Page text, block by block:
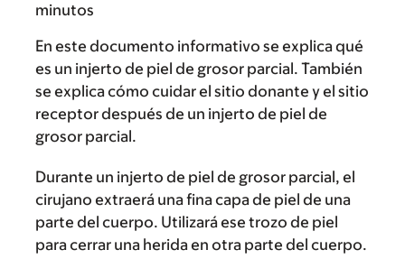
minutos
En este documento informativo se explica qué
es un injerto de piel de grosor parcial. También
se explica cómo cuidar el sitio donante y el sitio
receptor después de un injerto de piel de
grosor parcial.
Durante un injerto de piel de grosor parcial, el
cirujano extraerá una fina capa de piel de una
parte del cuerpo. Utilizará ese trozo de piel
para cerrar una herida en otra parte del cuerpo.